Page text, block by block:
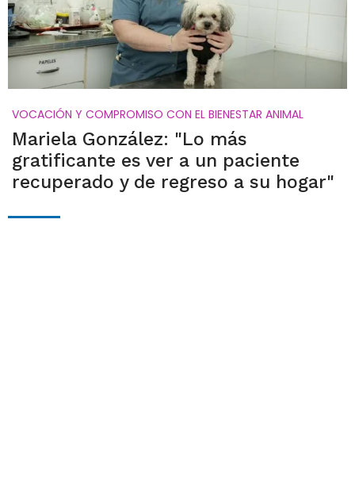
VOCACIÓN Y COMPROMISO CON EL BIENESTAR ANIMAL
Mariela González: "Lo más
gratificante es ver a un paciente
recuperado y de regreso a su hogar"